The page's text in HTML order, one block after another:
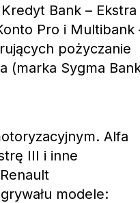
Bank – Ekstra
Pro i Multibank
pożyczanie
(marka Sygma
Alfa
III i inne
modele: